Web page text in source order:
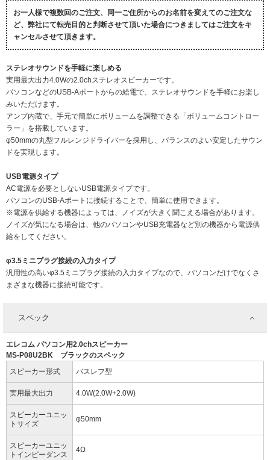
お一人様で複数回のご注文、同一ご住所からのお名前を変えてのご注文な
ど、弊社にて転売目的と判断させて頂いた場合につきましてはご注文をキ
ャンセルさせて頂きます。
ステレオサウンドを手軽に楽しめる
実用最大出力4.0Wの2.0chステレオスピーカーです。
パソコンなどのUSB-Aポートからの給電で、ステレオサウンドを手軽にお楽し
みいただけます。
アンプ内蔵で、手元で簡単にボリュームを調整できる「ボリュームコントロー
ラー」を搭載しています。
φ50mmの丸型フルレンジドライバーを採用し、バランスのよい安定したサウン
ドを実現します。
USB電源タイプ
AC電源を必要としないUSB電源タイプです。
パソコンのUSB-Aポートに接続することで、簡単に使用できます。
※電源を供給する機器によっては、ノイズが大きく聞こえる場合があります。
ノイズが気になる場合は、他のパソコンやUSB充電器など別の機器から電源供
給をしてください。
φ3.5ミニプラグ接続の入力タイプ
汎用性の高いφ3.5ミニプラグ接続の入力タイプなので、パソコンだけでなくさ
まざまな機器に接続可能です。
スペック
エレコム パソコン用2.0chスピーカー
MS-P08U2BK ブラックのスペック
スピーカー形式
バスレフ型
実用最大出力 4.0W(2.0W+2.0W)
スピーカーユニッ
トサイズ
φ50mm
スピーカーユニッ
トインピーダンス
4Ω